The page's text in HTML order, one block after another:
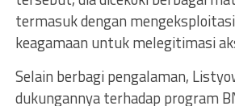
termasuk dengan
keagamaan untuk melegitimasi
Selain berbagi pengalaman,
dukungannya terhadap program